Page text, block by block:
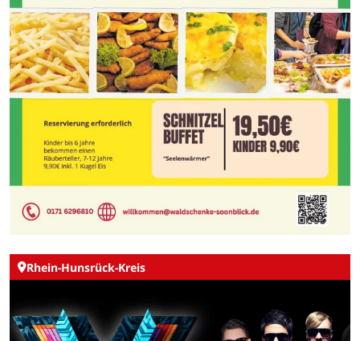
Rhein-Hunsrück-Kreis